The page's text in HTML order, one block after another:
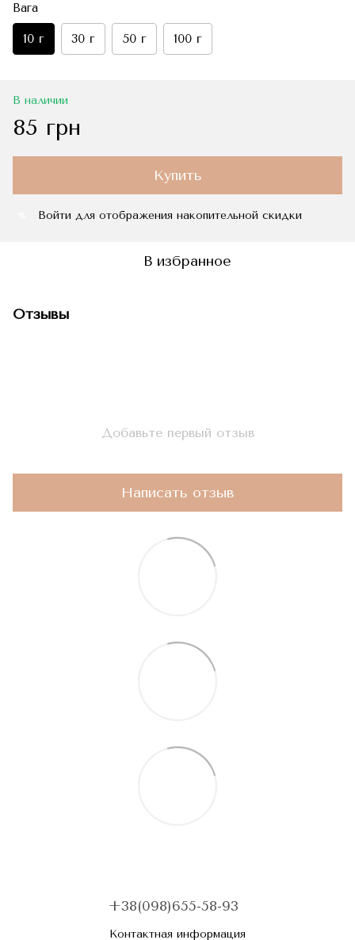
Вага
10 г 30 г 50 г 100 г
В наличии
85 грн
Купить
Войти для отображения накопительной скидки
В избранное
Отзывы
Добавьте первый отзыв
Написать отзыв
+38(098)655-58-93
Контактная информация